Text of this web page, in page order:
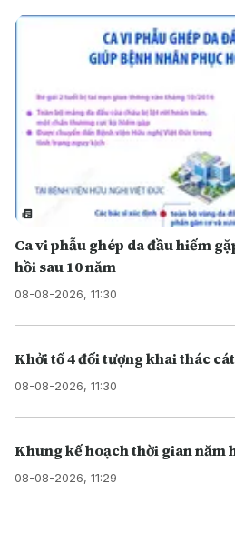
Ca vi phẫu ghép da đầu hiếm
hồi sau 10 năm
08-08-2026, 11:30
Khởi tố 4 đối tượng khai thác
08-08-2026, 11:30
Khung kế hoạch thời gian năm
08-08-2026, 11:29